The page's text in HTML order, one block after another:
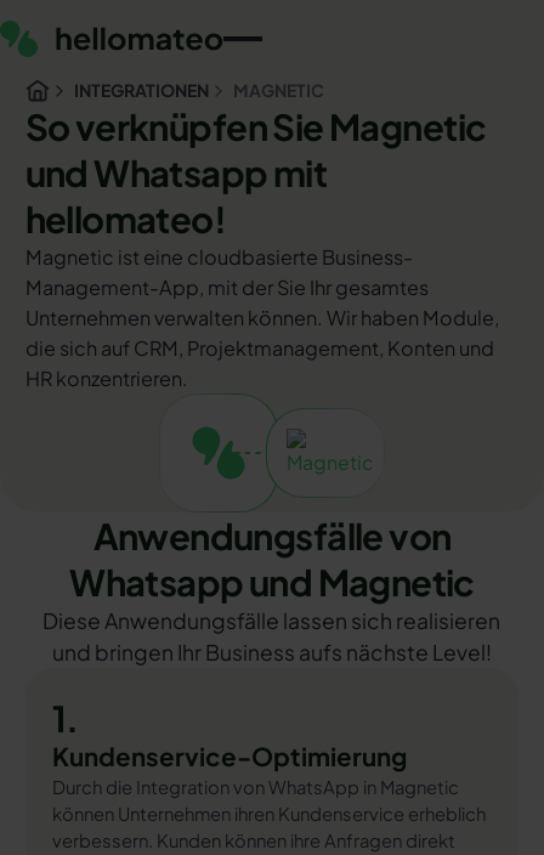
INTEGRATIONEN MAGNETIC
So verknüpfen Sie Magnetic
und Whatsapp mit
hellomateo!
Magnetic ist eine cloudbasierte Business-
Management-App, mit der Sie Ihr gesamtes
Unternehmen verwalten können. Wir haben Module,
die sich auf CRM, Projektmanagement, Konten und
HR konzentrieren.
Anwendungsfälle von
Whatsapp und Magnetic
Diese Anwendungsfälle lassen sich realisieren
und bringen Ihr Business aufs nächste Level!
1.
Kundenservice-Optimierung
Durch die Integration von WhatsApp in Magnetic
können Unternehmen ihren Kundenservice erheblich
verbessern. Kunden können ihre Anfragen direkt